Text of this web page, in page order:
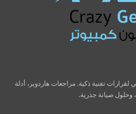
لقرارات تقنية ذكية. مراجعات هاردوير، أدلة
وحلول صيانة جذرية.